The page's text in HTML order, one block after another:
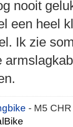
nooit
een heel
Ik zie
- M5